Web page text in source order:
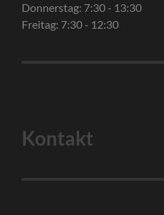
Donnerstag: 7:30 - 13:30
Freitag: 7:30 - 12:30
Kontakt